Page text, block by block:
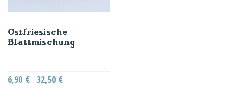
Ostfriesische
Blattmischung
6,90 €–32,50 €